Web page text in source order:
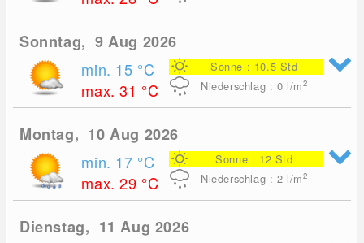
Sonntag, 9 Aug 2026
min. 15 °C
max. 31 °C
Sonne : 10.5 Std
Niederschlag : 0 l/m2
Montag, 10 Aug 2026
min. 17 °C
max. 29 °C
Sonne : 12 Std
Niederschlag : 2 l/m2
Dienstag, 11 Aug 2026